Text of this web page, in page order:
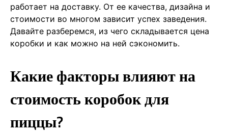
работает на доставку. От ее качества, дизайна и
стоимости во многом зависит успех заведения.
Давайте разберемся, из чего складывается цена
коробки и как можно на ней сэкономить.
Какие факторы влияют на
стоимость коробок для
пиццы?